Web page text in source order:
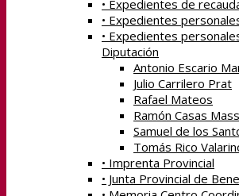
• Expedientes de
• Expedientes
• Expedientes
Diputación
Antonio Escario
Julio Carrilero Prat
Rafael Mateos
Ramón Casas
Samuel de los
Tomás Rico
• Imprenta Provincial
• Junta Provincial de